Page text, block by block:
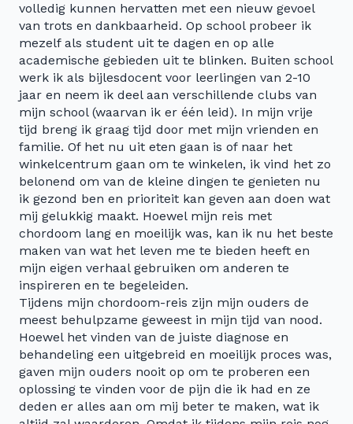
volledig kunnen hervatten met een nieuw gevoel
van trots en dankbaarheid. Op school probeer ik
mezelf als student uit te dagen en op alle
academische gebieden uit te blinken. Buiten school
werk ik als bijlesdocent voor leerlingen van 2-10
jaar en neem ik deel aan verschillende clubs van
mijn school (waarvan ik er één leid). In mijn vrije
tijd breng ik graag tijd door met mijn vrienden en
familie. Of het nu uit eten gaan is of naar het
winkelcentrum gaan om te winkelen, ik vind het zo
belonend om van de kleine dingen te genieten nu
ik gezond ben en prioriteit kan geven aan doen wat
mij gelukkig maakt. Hoewel mijn reis met
chordoom lang en moeilijk was, kan ik nu het beste
maken van wat het leven me te bieden heeft en
mijn eigen verhaal gebruiken om anderen te
inspireren en te begeleiden.
Tijdens mijn chordoom-reis zijn mijn ouders de
meest behulpzame geweest in mijn tijd van nood.
Hoewel het vinden van de juiste diagnose en
behandeling een uitgebreid en moeilijk proces was,
gaven mijn ouders nooit op om te proberen een
oplossing te vinden voor de pijn die ik had en ze
deden er alles aan om mij beter te maken, wat ik